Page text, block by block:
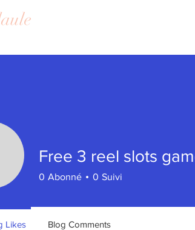
Free 3 reel slots
Free 3 reel slots
0 Abonné 0 Suivi
Likes Blog Comments